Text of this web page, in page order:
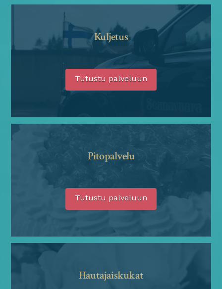
Kuljetus
Tutustu palveluun
Pitopalvelu
Tutustu palveluun
Hautajaiskukat